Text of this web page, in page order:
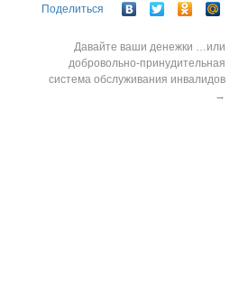
Поделиться
Давайте ваши денежки …или
добровольно-принудительная
система обслуживания инвалидов
→